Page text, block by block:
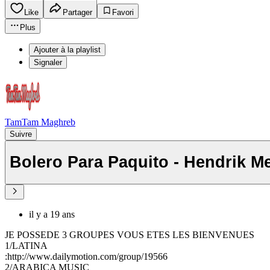
Like Partager
Favori
Plus
Ajouter à la playlist
Signaler
TamTam Maghreb
Suivre
Bolero Para Paquito - Hendrik
il y a 19 ans
JE POSSEDE 3 GROUPES VOUS ETES LES BIENVENUES
1/LATINA
:http://www.dailymotion.com/group/19566
2/ARABICA MUSIC